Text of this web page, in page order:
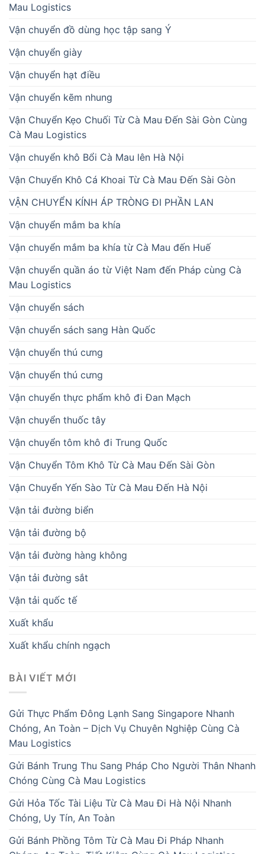
Mau Logistics
Vận chuyển đồ dùng học tập sang Ý
Vận chuyển giày
Vận chuyển hạt điều
Vận chuyển kẽm nhung
Vận Chuyển Kẹo Chuối Từ Cà Mau Đến Sài Gòn Cùng
Cà Mau Logistics
Vận chuyển khô Bổi Cà Mau lên Hà Nội
Vận Chuyển Khô Cá Khoai Từ Cà Mau Đến Sài Gòn
VẬN CHUYỂN KÍNH ÁP TRÒNG ĐI PHẦN LAN
Vận chuyển mắm ba khía
Vận chuyển mắm ba khía từ Cà Mau đến Huế
Vận chuyển quần áo từ Việt Nam đến Pháp cùng Cà
Mau Logistics
Vận chuyển sách
Vận chuyển sách sang Hàn Quốc
Vận chuyển thú cưng
Vận chuyển thú cưng
Vận chuyển thực phẩm khô đi Đan Mạch
Vận chuyển thuốc tây
Vận chuyển tôm khô đi Trung Quốc
Vận Chuyển Tôm Khô Từ Cà Mau Đến Sài Gòn
Vận Chuyển Yến Sào Từ Cà Mau Đến Hà Nội
Vận tải đường biển
Vận tải đường bộ
Vận tải đường hàng không
Vận tải đường sắt
Vận tải quốc tế
Xuất khẩu
Xuất khẩu chính ngạch
BÀI VIẾT MỚI
Gửi Thực Phẩm Đông Lạnh Sang Singapore Nhanh
Chóng, An Toàn – Dịch Vụ Chuyên Nghiệp Cùng Cà
Mau Logistics
Gửi Bánh Trung Thu Sang Pháp Cho Người Thân Nhanh
Chóng Cùng Cà Mau Logistics
Gửi Hỏa Tốc Tài Liệu Từ Cà Mau Đi Hà Nội Nhanh
Chóng, Uy Tín, An Toàn
Gửi Bánh Phồng Tôm Từ Cà Mau Đi Pháp Nhanh